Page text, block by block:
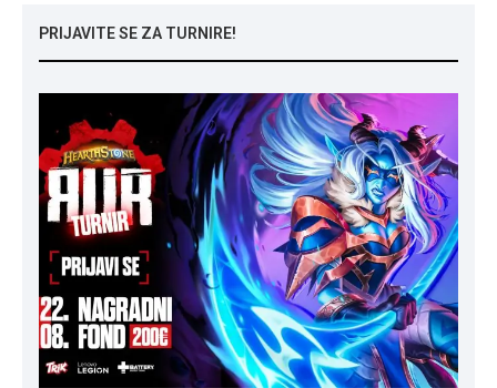
PRIJAVITE SE ZA TURNIRE!